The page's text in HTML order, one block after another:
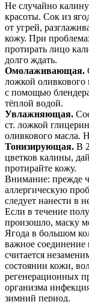
Не случайно
красоты. Сок из
от угрей,
кожу. При
протирать лицо
долго ждать.
Омолаживающая.
ложкой
с помощью
тёплой водой.
Увлажняющая.
ст. ложкой
оливкового масла.
Тонизирующая. В
цветков калины,
протирайте кожу.
Внимание: прежде
аллергическую
следует нанести в
Если в течение
произошло, маску
Ягода в большом
важное соединение
считается
состоянии кожи,
регенерационных
организма
зимний период.